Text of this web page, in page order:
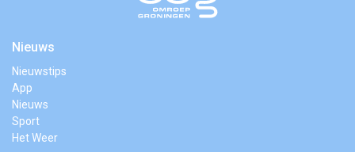
Nieuws
Nieuwstips
App
Nieuws
Sport
Het Weer